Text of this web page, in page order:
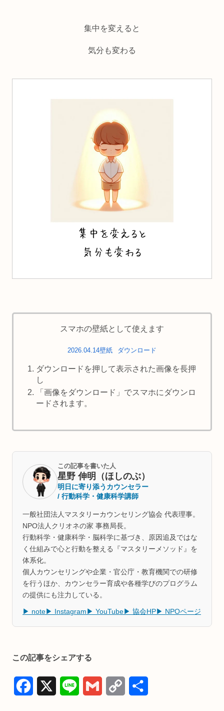
集中を変えると
気分も変わる
スマホの壁紙として使えます
2026.04.14壁紙 ダウンロード
ダウンロードを押して表示された画像を長押
し
「画像をダウンロード」でスマホにダウンロ
ードされます。
この記事を書いた人
星野 伸明（ほしのぶ）
明日に寄り添うカウンセラー
/ 行動科学・健康科学講師
一般社団法人マスタリーカウンセリング協会 代表理事。
NPO法人クリオネの家 事務局長。
行動科学・健康科学・脳科学に基づき、原因追及ではな
く仕組みで心と行動を整える『マスタリーメソッド』を
体系化。
個人カウンセリングや企業・官公庁・教育機関での研修
を行うほか、カウンセラー育成や各種学びのプログラム
の提供にも注力している。
▶ note ▶ Instagram ▶ YouTube ▶ 協会HP ▶ NPOページ
この記事をシェアする